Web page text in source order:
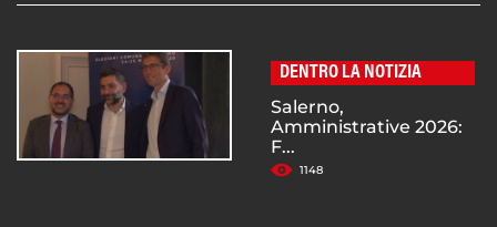
DENTRO LA NOTIZIA
Salerno,
Amministrative 2026:
F...
1148